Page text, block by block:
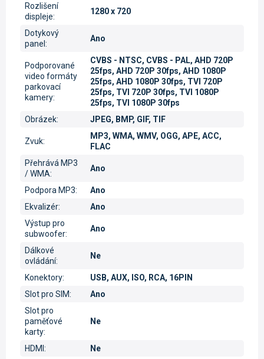
Rozlišení
displeje:
1280 x 720
Dotykový
panel :
Ano
Podporované
video formáty
parkovací
kamery:
CVBS - NTSC, CVBS - PAL, AHD 720P
25fps, AHD 720P 30fps, AHD 1080P
25fps, AHD 1080P 30fps, TVI 720P
25fps, TVI 720P 30fps, TVI 1080P
25fps, TVI 1080P 30fps
Obrázek: JPEG, BMP, GIF, TIF
Zvuk:
MP3, WMA, WMV, OGG, APE, ACC,
FLAC
Přehrává MP3
/ WMA:
Ano
Podpora MP3:
Ano
Ekvalizér:
Ano
Výstup pro
subwoofer:
Ano
Dálkové
ovládání:
Ne
Konektory:
USB, AUX, ISO, RCA, 16PIN
Slot pro SIM:
Ano
Slot pro
paměťové
karty:
Ne
HDMI : Ne